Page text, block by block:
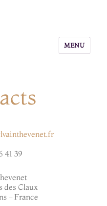
MENU
41 39
des Claux
– France